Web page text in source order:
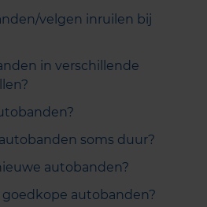
velgen inruilen bij
in verschillende
soms duur?
autobanden?
goedkope autobanden?